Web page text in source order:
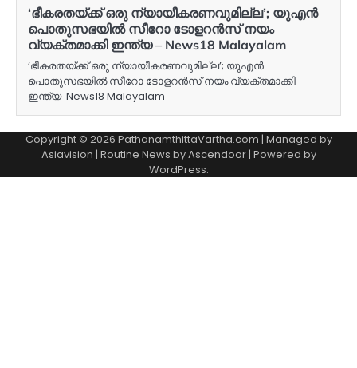
‘ഭീകരതയ്ക്ക് ഒരു ന്യായീകരണവുമില്ല’; യുഎൻ
പൊതുസഭയിൽ സീറോ ടോളറൻസ് നയം
വ്യക്തമാക്കി ഇന്ത്യ – News18 Malayalam
‘ഭീകരതയ്ക്ക് ഒരു ന്യായീകരണവുമില്ല’; യുഎൻ
പൊതുസഭയിൽ സീറോ ടോളറൻസ് നയം വ്യക്തമാക്കി
ഇന്ത്യ News18 Malayalam
Copyright © 2026 PathanamthittaVartha.com | Managed by
Asiavision | Routine News byAscendoor| Powered by
WordPress.